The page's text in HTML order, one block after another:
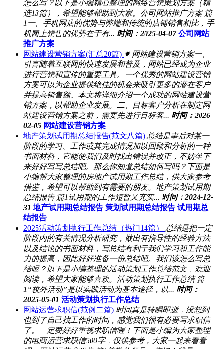
怎么写？以下是小编精心整理的网络营销策划方案（精
选13篇），希望能够帮助到大家。公司网站推广方案 篇
1一、手机网店的优势与弊端和传统的店铺销售相比，手
机网上销售的优势在于有... 时间：2025-04-07 公司网站
推广方案
网站建设营销方案(汇总20篇) ✹ 网站建设营销方案一、
引言随着互联网的快速发展和普及，网站已经成为企业
进行营销和宣传的重要工具。一个优秀的网站建设营销
方案可以为企业提供绝佳的机会来吸引更多的潜在客户
并提高销售额。本文将详细介绍一个成功的网站建设营
销方案，以帮助企业发展。二、目标客户分析在制定网
站建设营销方案之前，需要先进行目标客... 时间：2026-
02-05 网站建设营销方案
地产策划试用期总结报告(范文八篇) 总结是事后对某一
阶段的学习、工作或其完成情况加以回顾和分析的一种
书面材料，它能使我们及时找出错误并改正，不妨坐下
来好好写写总结吧。那么你知道总结如何写吗？下面是
小编帮大家整理的房地产试用期工作总结，供大家参考
借鉴，希望可以帮助到有需要的朋友。地产策划试用期
总结报告 篇1试用期的工作短暂又充实... 时间：2024-12-
31 地产试用期总结报告 策划试用期总结报告 试用期总
结报告
2025活动策划执行工作总结（热门14篇）
总结是把一定
阶段内的有关情况分析研究，做出有指导性的经验方法
以及结论的书面材料，写总结有利于我们学习和工作能
力的提高，因此好好准备一份总结吧。我们该怎么写总
结呢？以下是小编整理的活动策划工作总结范文，欢迎
阅读，希望大家能够喜欢。活动策划执行工作总结 篇
1“校外活动”是以实践活动为基本途径，以... 时间：
2025-05-01 活动策划执行工作总结
网站运营求职信(范例二篇) 时间真是转瞬即逝，没想到
也到了自己找工作的时间，感觉我们很有必要写求职信
了。一定要好好重视求职信喔！下面是小编为大家整理
的电商运营求职信500字，仅供参考，大家一起来看看